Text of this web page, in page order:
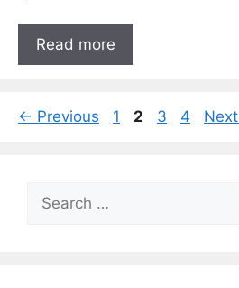
Read more
← Previous Page
1 Page
2 Page
3 Page
4 Next
for: